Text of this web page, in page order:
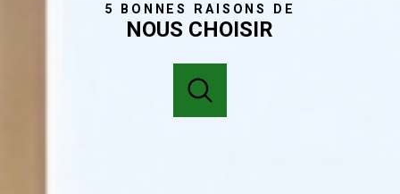
5 BONNES RAISONS DE
NOUS CHOISIR